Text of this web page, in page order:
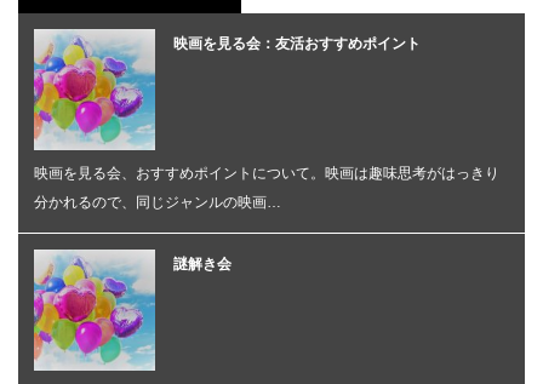
映画を見る会：友活おすすめポイント
映画を見る会、おすすめポイントについて。映画は趣味思考がはっきり
分かれるので、同じジャンルの映画…
謎解き会